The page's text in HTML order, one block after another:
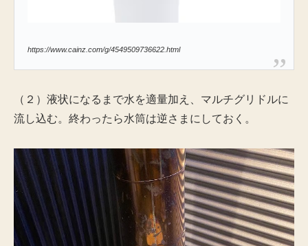
https://www.cainz.com/g/4549509736622.html
（２）液状になるまで水を適量加え、マルチグリドルに
流し込む。終わったら水筒は逆さまにしておく。